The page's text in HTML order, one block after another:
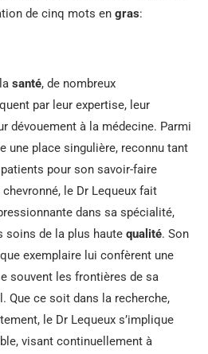
de cinq mots en gras:
santé, de nombreux
par leur expertise, leur
dévouement à la médecine. Parmi
une place singulière, reconnu tant
pour son savoir-faire
le Dr Lequeux fait
dans sa spécialité,
soins de la plus haute qualité. Son
exemplaire lui confèrent une
souvent les frontières de sa
Que ce soit dans la recherche,
le Dr Lequeux s’implique
visant continuellement à